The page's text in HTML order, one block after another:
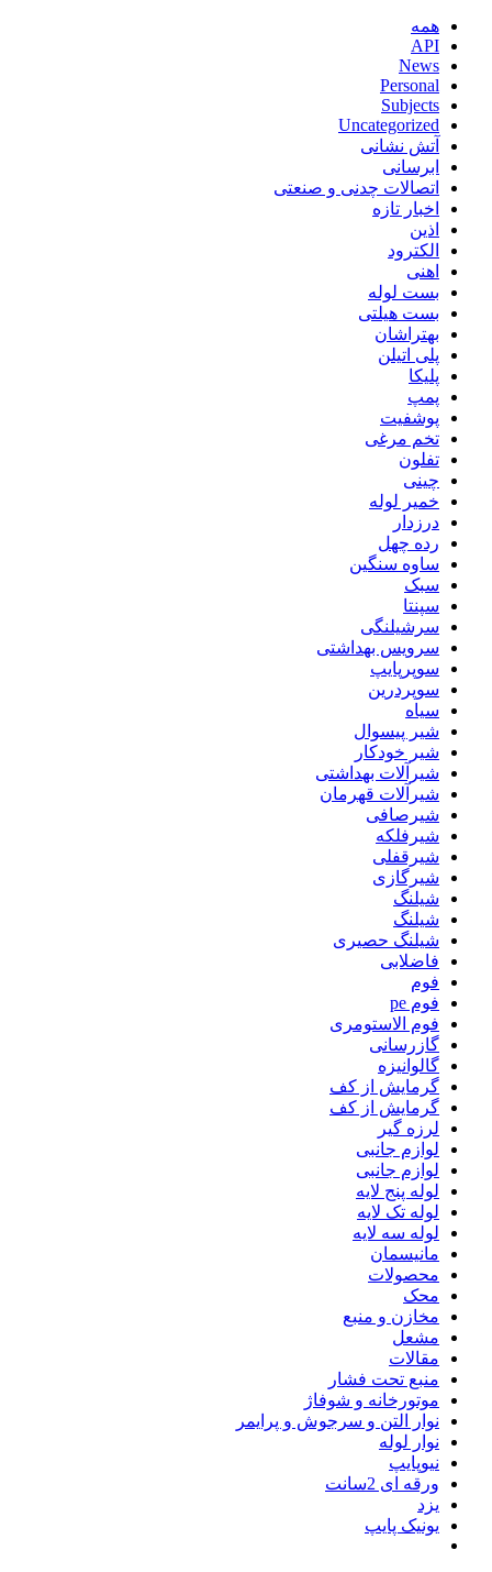
همه
API
News
Personal
Subjects
Uncategorized
آتش نشانی
ابرسانی
اتصالات چدنی و صنعتی
اخبار تازه
اذین
الکترود
اهنی
بست لوله
بست هیلتی
بهتراشان
پلی اتیلن
پلیکا
پمپ
پوشفیت
تخم مرغی
تفلون
چینی
خمیر لوله
درزدار
رده چهل
ساوه سنگین
سبک
سپنتا
سرشیلنگی
سرویس بهداشتی
سوپرپایپ
سوپردرین
سیاه
شیر پیسوال
شیر خودکار
شیرآلات بهداشتی
شیرآلات قهرمان
شیرصافی
شیرفلکه
شیرقفلی
شیرگازی
شیلنگ
شیلنگ
شیلنگ حصیری
فاضلابی
فوم
فوم pe
فوم الاستومری
گازرسانی
گالوانیزه
گرمایش از کف
گرمایش از کف
لرزه گیر
لوازم جانبی
لوازم جانبی
لوله پنج لایه
لوله تک لایه
لوله سه لایه
مانیسمان
محصولات
محک
مخازن و منبع
مشعل
مقالات
منبع تحت فشار
موتورخانه و شوفاژ
نوار التن و سرجوش و پرایمر
نوار لوله
نیوپایپ
ورقه ای 2سانت
یزد
یونیک پایپ